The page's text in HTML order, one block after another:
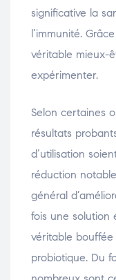
significative la
l’immunité.
véritable mieux-
expérimenter.
Selon certaines
résultats
d’utilisation
réduction
général
fois une solution
véritable
probiotique. Du